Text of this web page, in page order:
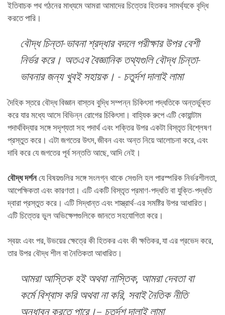
ইতিবাচক পথ গঠনের মাধ্যমে আমরা আমাদের চিত্তের হিতকর সামর্থ্যকে বৃদ্ধি
করতে পারি।
বৌদ্ধ চিন্তা-ভাবনা শ্রদ্ধার বদলে পরীক্ষার উপর বেশী
নির্ভর করে। অতএব বৈজ্ঞানিক তথ্যগুলি বৌদ্ধ চিন্তা-
ভাবনার জন্য খুবই সহায়ক। - চতুর্দশ দালাই লামা
দৈহিক স্তরে বৌদ্ধ বিজ্ঞান বাস্তব বুদ্ধি সম্পন্ন চিকিৎসা পদ্ধতিকে অন্তর্ভুক্ত
করে যার মধ্যে আসে বিভিন্ন রোগের চিকিৎসা। বাহ্যিক রুপে এটি কোয়ান্টাম
পদার্থবিদ্যার সঙ্গে সদৃশ্যতা সহ পদার্থ এবং শক্তির উপর একটা বিস্তৃত বিশ্লেষণ
প্রস্তুত করে। এটা জগতের উৎস, জীবন এবং অন্ত নিয়ে আলোচনা করে, এবং
দাবি করে যে জগতের পূর্ব সন্ততি আছে, আদি নেই।
বৌদ্ধ দর্শনযে বিষয়গুলির সঙ্গে সংলগ্ন থাকে সেগুলি হল পারস্পরিক নির্ভরশীলতা,
আপেক্ষিকতা এবং কারণতা। এটি একটি বিস্তৃত প্রমাণ-পদ্ধতি বা যুক্তি-পদ্ধতি
দ্বারা প্রস্তুত করে। এটি সিদ্ধান্ত এবং শাস্ত্রার্থ-এর সমষ্টির উপর আধারিত।
এটি চিত্তের ভুল অভিক্ষেপগুলিকে জানতে সহযোগিতা করে।
স্বয়ং এবং পর, উভয়ের ক্ষেত্রে কী হিতকর এবং কী ক্ষতিকর, যা এর প্রভেদ করে,
তার উপর বৌদ্ধ শীল বা নৈতিকতা আধারিত।
আমরা আস্তিক হই অথবা নাস্তিক, আমরা দেবতা বা
কর্মে বিশ্বাস করি অথবা না করি, সবাই নৈতিক নীতি
অনুধাবন করতে পারে।– চতুর্দশ দালাই লামা